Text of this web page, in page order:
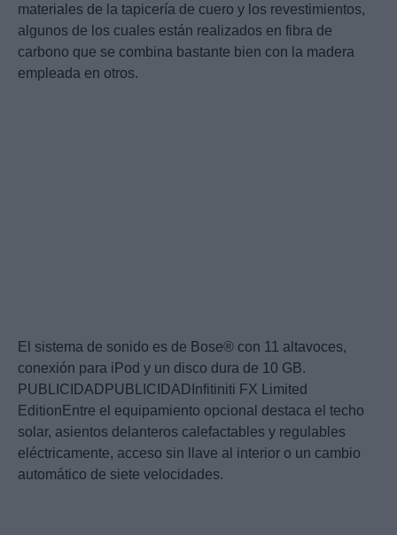
materiales de la tapicería de cuero y los revestimientos,
algunos de los cuales están realizados en fibra de
carbono que se combina bastante bien con la madera
empleada en otros.
El sistema de sonido es de Bose® con 11 altavoces,
conexión para iPod y un disco dura de 10 GB.
PUBLICIDADPUBLICIDADInfitiniti FX Limited
EditionEntre el equipamiento opcional destaca el techo
solar, asientos delanteros calefactables y regulables
eléctricamente, acceso sin llave al interior o un cambio
automático de siete velocidades.